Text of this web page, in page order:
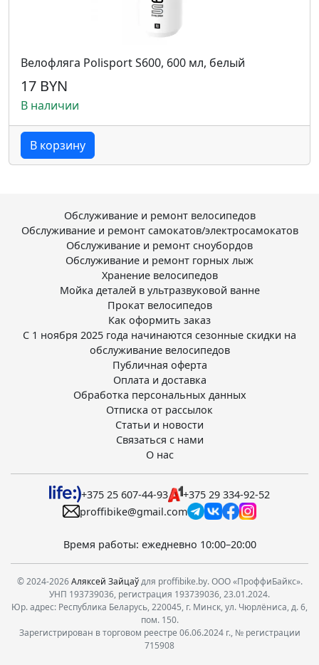
Велофляга Polisport S600, 600 мл, белый
17 BYN
В наличии
В корзину
Обслуживание и ремонт велосипедов
Обслуживание и ремонт самокатов/электросамокатов
Обслуживание и ремонт сноубордов
Обслуживание и ремонт горных лыж
Хранение велосипедов
Мойка деталей в ультразвуковой ванне
Прокат велосипедов
Как оформить заказ
С 1 ноября 2025 года начинаются сезонные скидки на
обслуживание велосипедов
Публичная оферта
Оплата и доставка
Обработка персональных данных
Отписка от рассылок
Статьи и новости
Связаться с нами
О нас
+375 25 607-44-93
+375 29 334-92-52
proffibike@gmail.com
Время работы: ежедневно 10:00–20:00
© 2024-2026Аляксей Зайцаўдля proffibike.by. ООО «ПроффиБайкс».
УНП 193739036, регистрация 193739036, 23.01.2024.
Юр. адрес: Республика Беларусь, 220045, г. Минск, ул. Чюрлёниса, д. 6,
пом. 150.
Зарегистрирован в торговом реестре 06.06.2024 г., № регистрации
715908